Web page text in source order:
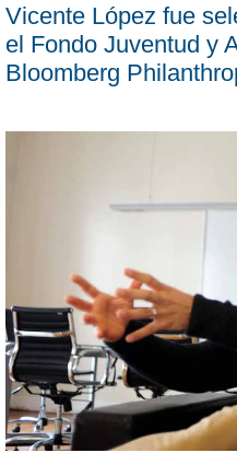
Vicente López fue
el Fondo Juventud y
Bloomberg